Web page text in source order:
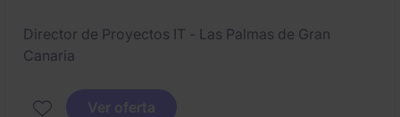
Director de Proyectos IT - Las Palmas de Gran
Canaria
Ver oferta